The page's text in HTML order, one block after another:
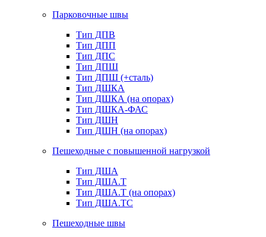
Парковочные швы
Тип ДПВ
Тип ДПП
Тип ДПС
Тип ДПШ
Тип ДПШ (+сталь)
Тип ДШКА
Тип ДШКА (на опорах)
Тип ДШКА-ФАС
Тип ДШН
Тип ДШН (на опорах)
Пешеходные с повышенной нагрузкой
Тип ДША
Тип ДША.Т
Тип ДША.Т (на опорах)
Тип ДША.ТС
Пешеходные швы